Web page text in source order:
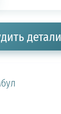
детали